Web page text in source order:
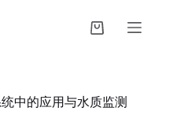
购
中的应用与水质监测